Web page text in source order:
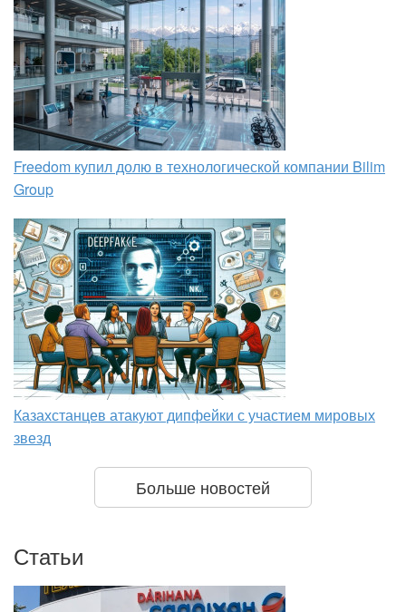
Freedom купил долю в технологической компании Bilim
Group
Казахстанцев атакуют дипфейки с участием мировых
звезд
Больше новостей
Статьи